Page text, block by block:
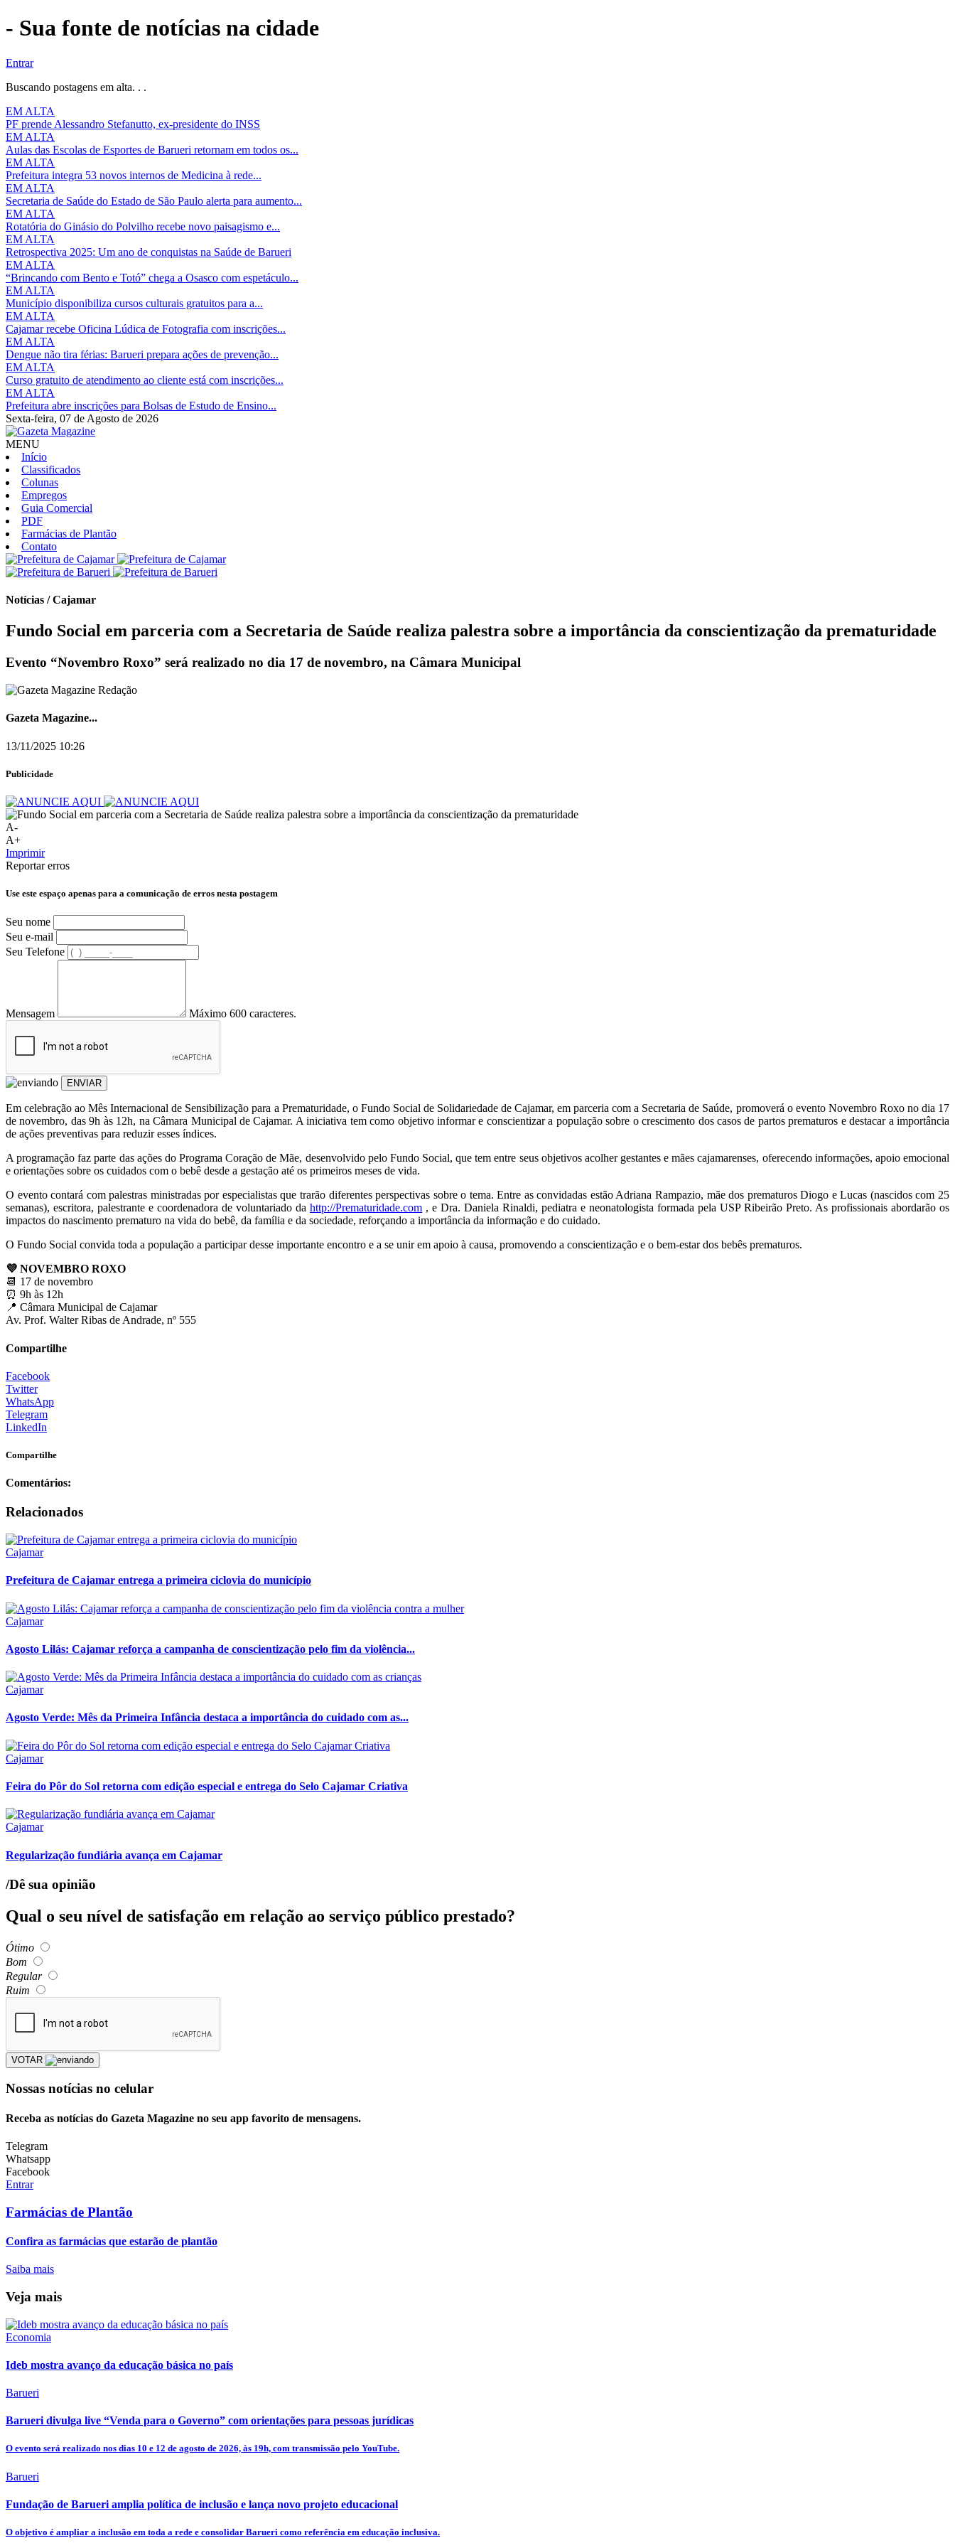
- Sua fonte de notícias na cidade
Entrar
Buscando postagens em alta. . .
EM ALTA
PF prende Alessandro Stefanutto, ex-presidente do INSS
EM ALTA
Aulas das Escolas de Esportes de Barueri retornam em todos os...
EM ALTA
Prefeitura integra 53 novos internos de Medicina à rede...
EM ALTA
Secretaria de Saúde do Estado de São Paulo alerta para aumento...
EM ALTA
Rotatória do Ginásio do Polvilho recebe novo paisagismo e...
EM ALTA
Retrospectiva 2025: Um ano de conquistas na Saúde de Barueri
EM ALTA
“Brincando com Bento e Totó” chega a Osasco com espetáculo...
EM ALTA
Município disponibiliza cursos culturais gratuitos para a...
EM ALTA
Cajamar recebe Oficina Lúdica de Fotografia com inscrições...
EM ALTA
Dengue não tira férias: Barueri prepara ações de prevenção...
EM ALTA
Curso gratuito de atendimento ao cliente está com inscrições...
EM ALTA
Prefeitura abre inscrições para Bolsas de Estudo de Ensino...
Sexta-feira, 07 de Agosto de 2026
MENU
Início
Classificados
Colunas
Empregos
Guia Comercial
PDF
Farmácias de Plantão
Contato
Notícias / Cajamar
Fundo Social em parceria com a Secretaria de Saúde realiza palestra sobre a importância da conscientização da prematuridade
Evento “Novembro Roxo” será realizado no dia 17 de novembro, na Câmara Municipal
Gazeta Magazine...
13/11/2025 10:26
Publicidade
A-
A+
Imprimir
Reportar erros
Use este espaço apenas para a comunicação de erros nesta postagem
Seu nome
Seu e-mail
Seu Telefone
Mensagem Máximo 600 caracteres.
ENVIAR
Em celebração ao Mês Internacional de Sensibilização para a Prematuridade, o Fundo Social de Solidariedade de Cajamar, em parceria com a Secretaria de Saúde, promoverá o evento Novembro Roxo no dia 17
de novembro, das 9h às 12h, na Câmara Municipal de Cajamar. A iniciativa tem como objetivo informar e conscientizar a população sobre o crescimento dos casos de partos prematuros e destacar a importância
de ações preventivas para reduzir esses índices.
A programação faz parte das ações do Programa Coração de Mãe, desenvolvido pelo Fundo Social, que tem entre seus objetivos acolher gestantes e mães cajamarenses, oferecendo informações, apoio emocional
e orientações sobre os cuidados com o bebê desde a gestação até os primeiros meses de vida.
O evento contará com palestras ministradas por especialistas que trarão diferentes perspectivas sobre o tema. Entre as convidadas estão Adriana Rampazio, mãe dos prematuros Diogo e Lucas (nascidos com 25
semanas), escritora, palestrante e coordenadora de voluntariado da http://Prematuridade.com , e Dra. Daniela Rinaldi, pediatra e neonatologista formada pela USP Ribeirão Preto. As profissionais abordarão os
impactos do nascimento prematuro na vida do bebê, da família e da sociedade, reforçando a importância da informação e do cuidado.
O Fundo Social convida toda a população a participar desse importante encontro e a se unir em apoio à causa, promovendo a conscientização e o bem-estar dos bebês prematuros.
💜 NOVEMBRO ROXO
📆 17 de novembro
⏰ 9h às 12h
📍 Câmara Municipal de Cajamar
Av. Prof. Walter Ribas de Andrade, nº 555
Compartilhe
Facebook
Twitter
WhatsApp
Telegram
LinkedIn
Compartilhe
Comentários:
Relacionados
Cajamar
Prefeitura de Cajamar entrega a primeira ciclovia do município
Cajamar
Agosto Lilás: Cajamar reforça a campanha de conscientização pelo fim da violência...
Cajamar
Agosto Verde: Mês da Primeira Infância destaca a importância do cuidado com as...
Cajamar
Feira do Pôr do Sol retorna com edição especial e entrega do Selo Cajamar Criativa
Cajamar
Regularização fundiária avança em Cajamar
/Dê sua opinião
Qual o seu nível de satisfação em relação ao serviço público prestado?
Ótimo
Bom
Regular
Ruim
VOTAR
Nossas notícias no celular
Receba as notícias do Gazeta Magazine no seu app favorito de mensagens.
Telegram
Whatsapp
Facebook
Entrar
Farmácias de Plantão
Confira as farmácias que estarão de plantão
Saiba mais
Veja mais
Economia
Ideb mostra avanço da educação básica no país
Barueri
Barueri divulga live “Venda para o Governo” com orientações para pessoas jurídicas
O evento será realizado nos dias 10 e 12 de agosto de 2026, às 19h, com transmissão pelo YouTube.
Barueri
Fundação de Barueri amplia política de inclusão e lança novo projeto educacional
O objetivo é ampliar a inclusão em toda a rede e consolidar Barueri como referência em educação inclusiva.